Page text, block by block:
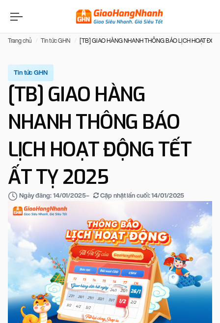
Trang chủ Tin tức GHN [TB] GIAO HÀNG NHANH THÔNG BÁO LỊCH HOẠT
Tin tức GHN
[TB] GIAO HÀNG
NHANH THÔNG BÁO
LỊCH HOẠT ĐỘNG TẾT
ẤT TỴ 2025
Ngày đăng: 14/01/2025– Cập nhật lần cuối:14/01/2025